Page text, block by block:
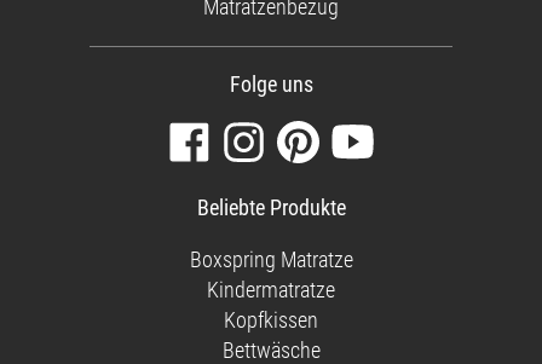
Matratzenbezug
Folge uns
Besuchen
Sie
unsere
Seite
Folgen
Sie
uns
Instagram
Finden
Sie
uns
Pinterest
Sehen
Beliebte Produkte
Boxspring Matratze
Kindermatratze
Kopfkissen
Bettwäsche